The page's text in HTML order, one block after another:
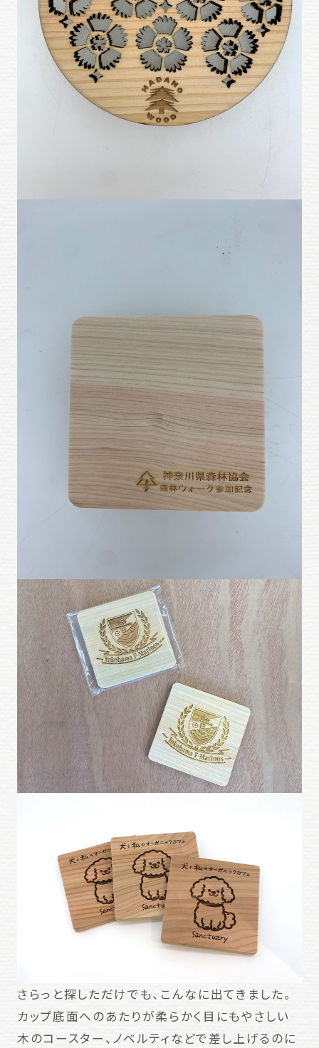
さらっと探しただけでも、こんなに出てきました。
カップ底面へのあたりが柔らかく目にもやさしい
木のコースター、ノベルティなどで差し上げるのに